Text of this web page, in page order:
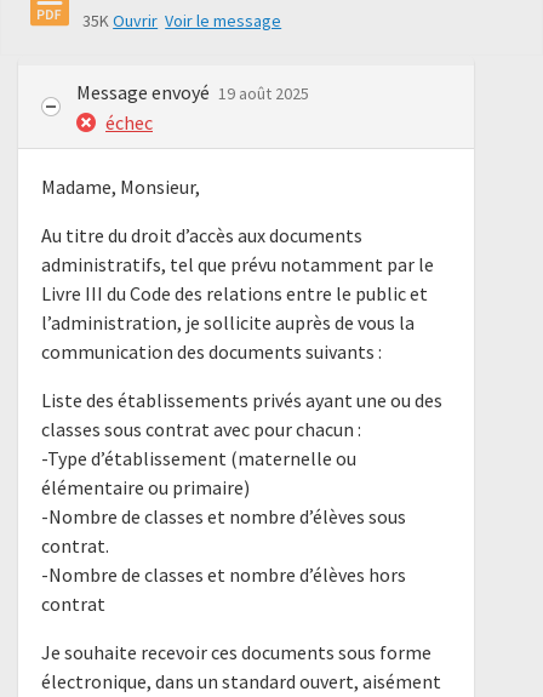
35KOuvrir Voir le message
Message envoyé 19 août 2025
échec
Madame, Monsieur,
Au titre du droit d’accès aux documents
administratifs, tel que prévu notamment par le
Livre III du Code des relations entre le public et
l’administration, je sollicite auprès de vous la
communication des documents suivants :
Liste des établissements privés ayant une ou des
classes sous contrat avec pour chacun :
-Type d’établissement (maternelle ou
élémentaire ou primaire)
-Nombre de classes et nombre d’élèves sous
contrat.
-Nombre de classes et nombre d’élèves hors
contrat
Je souhaite recevoir ces documents sous forme
électronique, dans un standard ouvert, aisément